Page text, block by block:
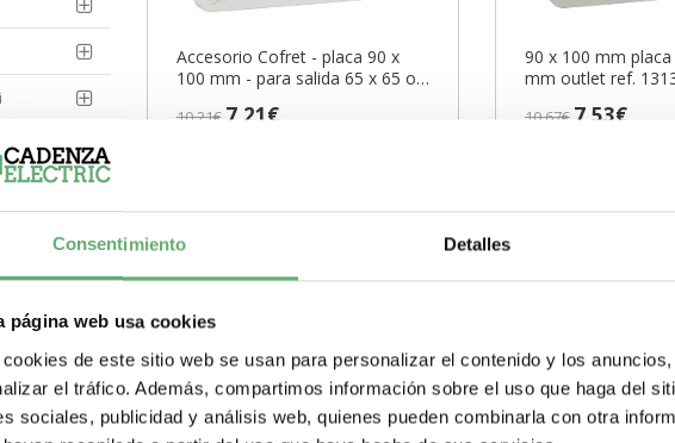
Consentimiento Detalles
página web usa cookies
cookies de este sitio web se usan para personalizar el contenido y los
el tráfico. Además, compartimos información sobre el uso que haga del
sociales, publicidad y análisis web, quienes pueden combinarla con otra
Accesorio Cofret - placa 90 x
100 mm - para salida 65 x 65 o
Schneider Electric [PLAZO 3-6
10,21€ 7,21€
componentePlaca
90 x 100 mm
mm outlet ref.
10,67€ 7,53€
componentePlaca